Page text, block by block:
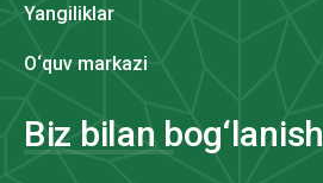
Yangiliklar
O‘quv markazi
Biz bilan bog‘lanish